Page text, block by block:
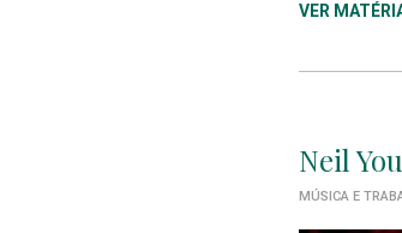
VER
Neil
MÚSICA E